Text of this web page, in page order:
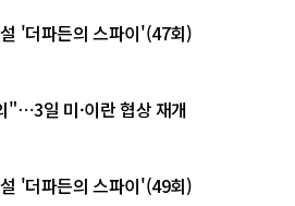
'더파든의 스파이'(47회)
"⋯3일 미·이란 협상 재개
'더파든의 스파이'(49회)